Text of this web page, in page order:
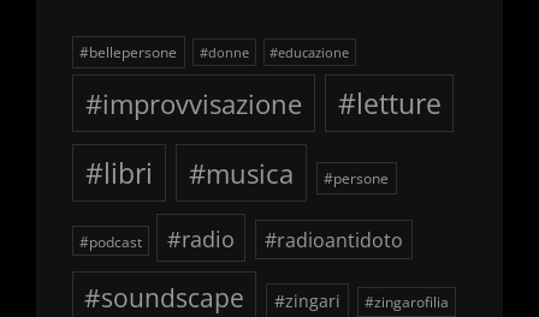
#bellepersone #donne #educazione
#improvvisazione
#letture
#libri
#musica #persone
#podcast #radio #radioantidoto
#soundscape #zingari #zingarofilia